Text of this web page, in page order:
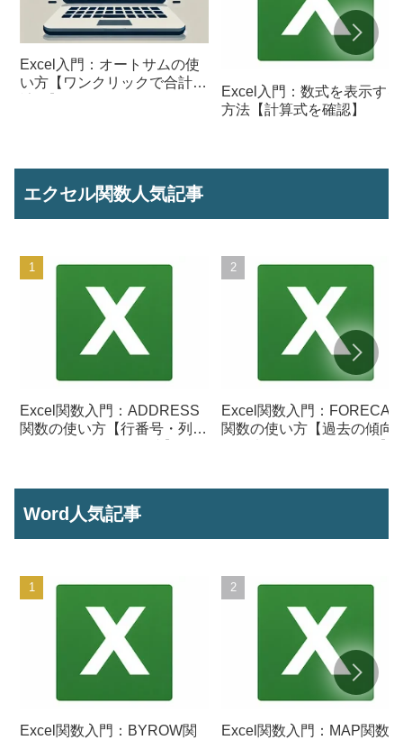
Excel入門：オートサムの使
い方【ワンクリックで合計を
Excel入門：数式を表示する
方法【計算式を確認】
エクセル関数人気記事
Excel関数入門：ADDRESS
関数の使い方【行番号・列番
Excel関数入門：
関数の使い方【過去の傾向
Word人気記事
Excel関数入門：BYROW関
Excel関数入門：MAP関数の